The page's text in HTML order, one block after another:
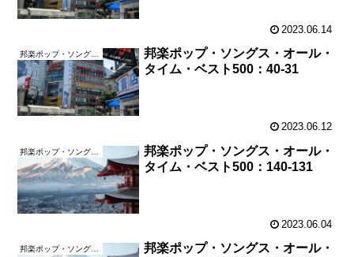
2023.06.14
邦楽ポップ・ソングス・オール・
タイム・ベスト500：40-31
2023.06.12
邦楽ポップ・ソングス・オール・
タイム・ベスト500：140-131
2023.06.04
邦楽ポップ・ソングス・オール・タイム・ベスト500
邦楽ポップ・ソングス・オール・